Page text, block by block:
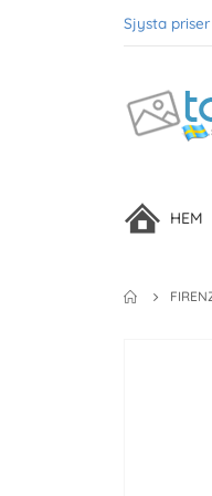
Sjysta
HEM